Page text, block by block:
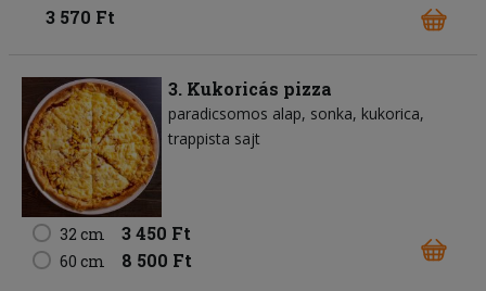
3 570 Ft
3. Kukoricás pizza
paradicsomos alap sonka kukorica
trappista sajt
32 cm 3 450 Ft
60 cm 8 500 Ft